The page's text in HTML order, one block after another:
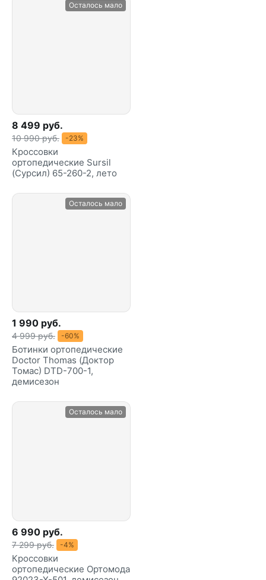
Осталось мало
8 499 руб.
10 990 руб. -23%
Кроссовки
ортопедические Sursil
(Сурсил) 65-260-2, лето
Осталось мало
1 990 руб.
4 999 руб. -60%
Ботинки ортопедические
Doctor Thomas (Доктор
Томас) DTD-700-1,
демисезон
Осталось мало
6 990 руб.
7 299 руб. -4%
Кроссовки
ортопедические Ортомода